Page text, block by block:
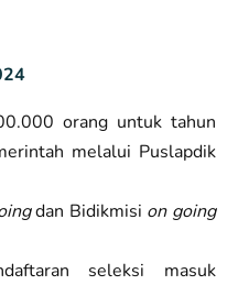
orang untuk tahun
melalui Puslapdik
dan Bidikmisi on going
seleksi masuk